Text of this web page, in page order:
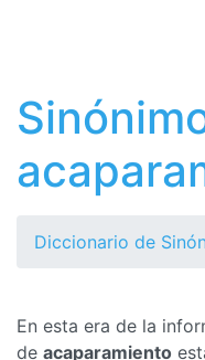
Diccionario de
En esta era de la
de acaparamiento